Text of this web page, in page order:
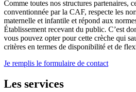
Comme toutes nos structures partenaires,
conventionnée par la CAF, respecte les
maternelle et infantile et répond aux
Établissement recevant du public. C’est
vous pouvez opter pour cette crèche qui
critères en termes de disponibilité et de
Je remplis le formulaire de contact
Les services